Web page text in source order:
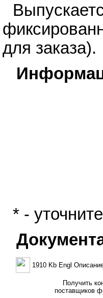
для заказа).
* -
1910 Kb Engl
Получить
поставщиков